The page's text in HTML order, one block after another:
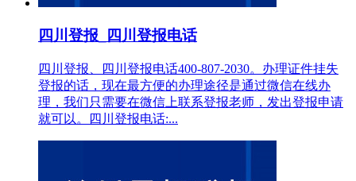
四川登报_四川登报电话
四川登报、四川登报电话400-807-2030。办理证件挂失
登报的话，现在最方便的办理途径是通过微信在线办
理，我们只需要在微信上联系登报老师，发出登报申请
就可以。四川登报电话:...